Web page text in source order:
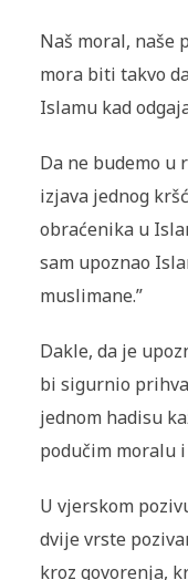
Naš moral, naše
mora biti takvo
Islamu kad
Da ne budemo u
izjava jednog
obraćenika u
sam upoznao
muslimane.”
Dakle, da je
bi sigurnio
jednom hadisu
podučim moralu
U vjerskom
dvije vrste
kroz govorenja,